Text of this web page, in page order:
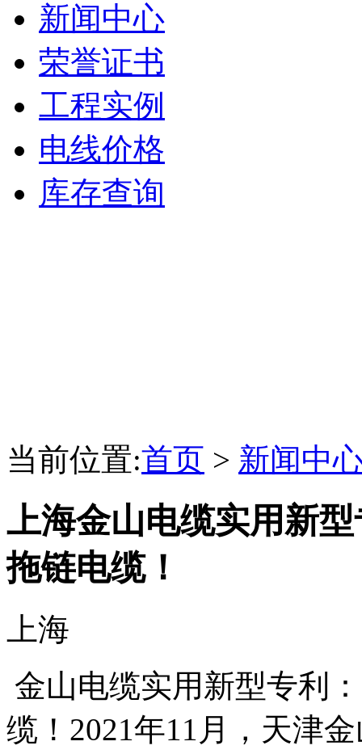
新闻中心
荣誉证书
工程实例
电线价格
库存查询
当前位置:首页 > 新闻中
上海金山电缆实用新
拖链电缆！
上海
金山电缆实用新型专利
缆！2021年11月，天津